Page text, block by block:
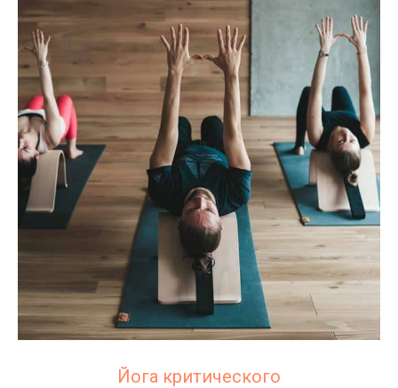
Йога критического